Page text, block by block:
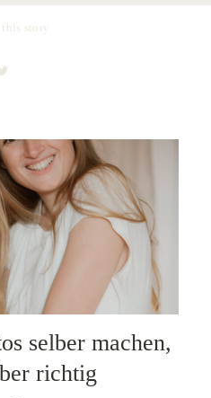
this story
selber machen,
richtig